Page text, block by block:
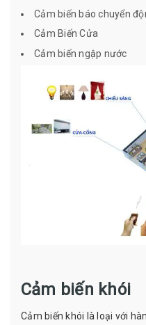
Cảm biến báo chuyển
Cảm Biến Cửa
Cảm biến ngập nước
Cảm biến khói
Cảm biến khói là loại với